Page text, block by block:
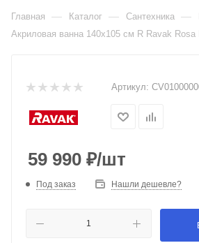
Главная — Каталог — Сантехника —
Акриловая ванна 140x105 см R Ravak Rosa
Артикул:
59 990 ₽/шт
Под заказ Нашли дешевле?